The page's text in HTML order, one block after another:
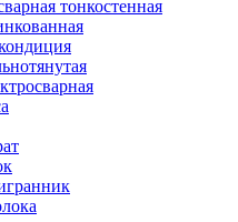
тонкостенная